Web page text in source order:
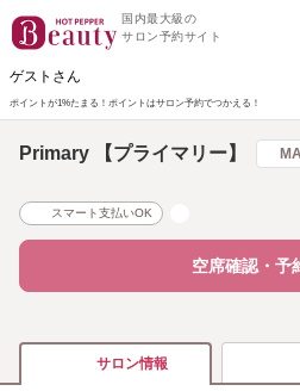
国内最大級の
サロン予約サイト
ゲストさん
ポイントが1%たまる！ ポイントはサロン予約でつかえる！
Primary 【プライマリー】
スマート支払いOK
空席確認・予
サロン情報